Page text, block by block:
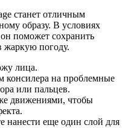
станет отличным
образу. В условиях
поможет сохранить
жаркую погоду.
лица.
консилера на проблемные
или пальцев.
движениями, чтобы
нанести еще один слой для